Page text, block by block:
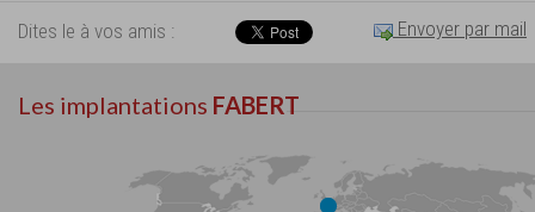
Dites le à vos amis : Envoyer par mail
Les implantations FABERT